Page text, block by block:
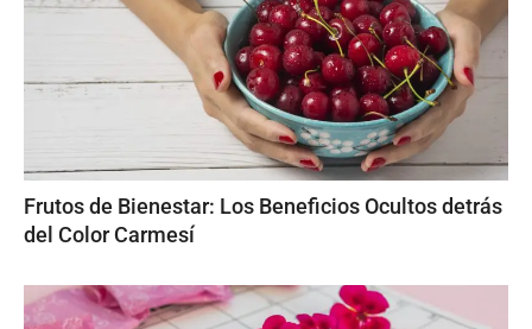
Frutos de Bienestar: Los Beneficios Ocultos detrás
del Color Carmesí